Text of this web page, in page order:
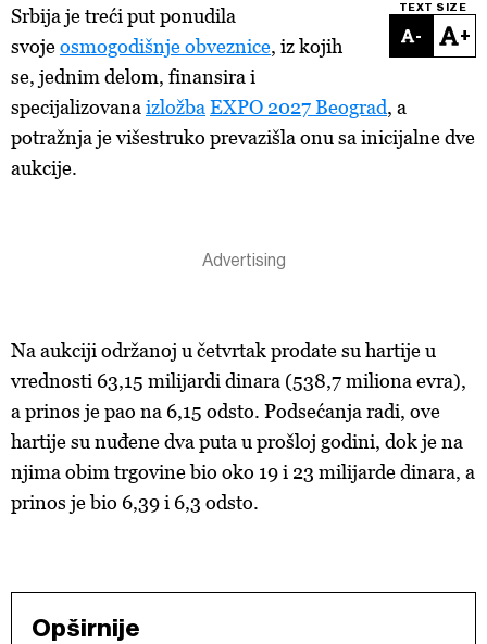
TEXT SIZE
- +
Srbija je treći put ponudila
svojeosmogodišnje obveznice, iz kojih
se, jednim delom, finansira i
specijalizovana izložba EXPO 2027 Beograd, a
potražnja je višestruko prevazišla onu sa inicijalne dve
aukcije.
Na aukciji održanoj u četvrtak prodate su hartije u
vrednosti 63,15 milijardi dinara (538,7 miliona evra),
a prinos je pao na 6,15 odsto. Podsećanja radi, ove
hartije su nuđene dva puta u prošloj godini, dok je na
njima obim trgovine bio oko 19 i 23 milijarde dinara, a
prinos je bio 6,39 i 6,3 odsto.
Opširnije